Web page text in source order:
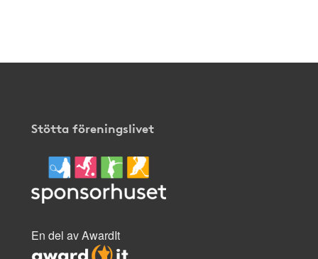
Stötta föreningslivet
En del av AwardIt